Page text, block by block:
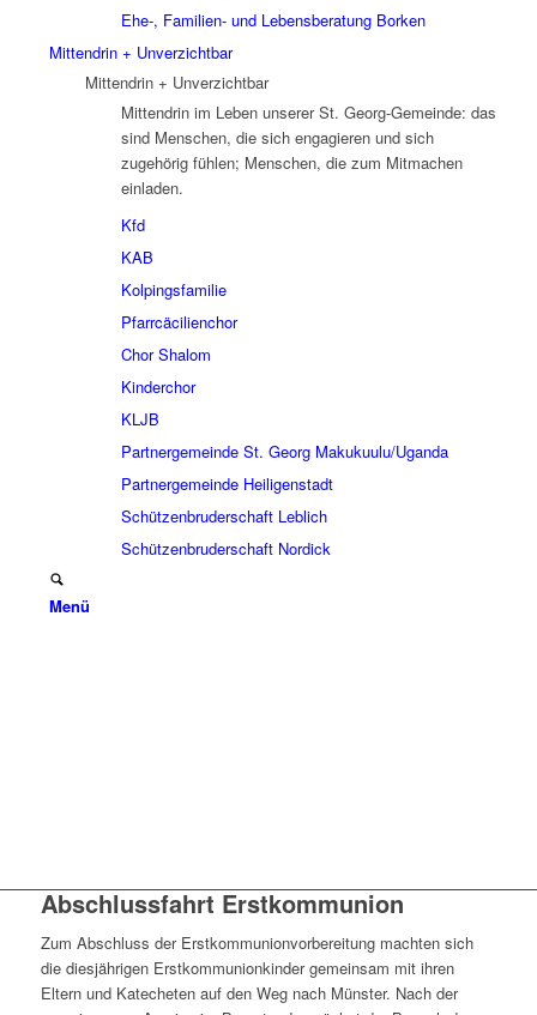
Ehe-, Familien- und Lebensberatung Borken
Mittendrin + Unverzichtbar
Mittendrin + Unverzichtbar
Mittendrin im Leben unserer St. Georg-Gemeinde: das
sind Menschen, die sich engagieren und sich
zugehörig fühlen; Menschen, die zum Mitmachen
einladen.
Kfd
KAB
Kolpingsfamilie
Pfarrcäcilienchor
Chor Shalom
Kinderchor
KLJB
Partnergemeinde St. Georg Makukuulu/Uganda
Partnergemeinde Heiligenstadt
Schützenbruderschaft Leblich
Schützenbruderschaft Nordick
Menü
Abschlussfahrt Erstkommunion
Zum Abschluss der Erstkommunionvorbereitung machten sich
die diesjährigen Erstkommunionkinder gemeinsam mit ihren
Eltern und Katecheten auf den Weg nach Münster. Nach der